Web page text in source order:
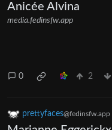
Anicée Alvina
media.fedinsfw.app
0 2
prettyfaces@fedinsfw.app